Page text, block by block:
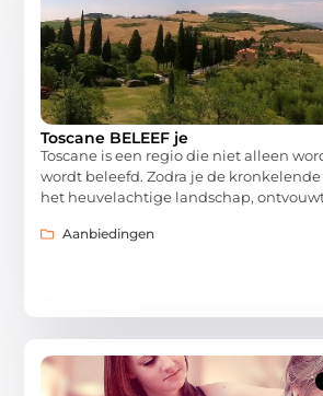
Toscane BELEEF je
Toscane is een regio die niet alleen
wordt beleefd. Zodra je de
het heuvelachtige landschap,
Aanbiedingen